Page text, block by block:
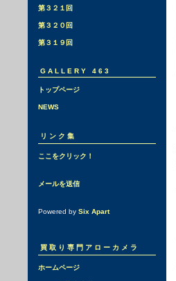
第３２１回
第３２０回
第３１９回
GALLERY 463
トップページ
NEWS
リンク集
ここをクリック！
メールを送信
Powered by Six Apart
買取り専門アローカメラ
ホームページ